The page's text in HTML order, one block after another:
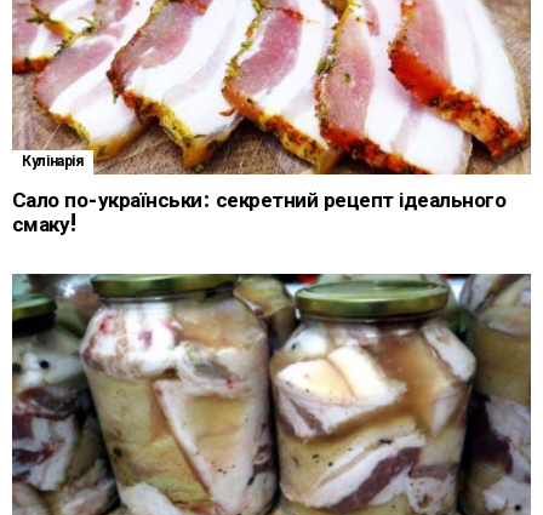
Кулінарія
Сало по-українськи: секретний рецепт ідеального
смаку!